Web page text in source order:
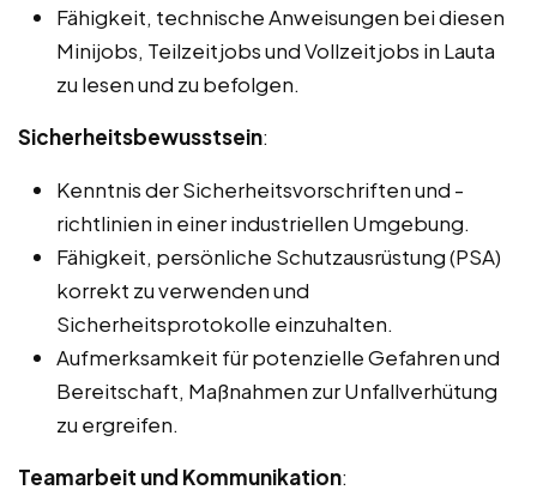
Fähigkeit, technische Anweisungen bei diesen
Minijobs, Teilzeitjobs und Vollzeitjobs in Lauta
zu lesen und zu befolgen.
Sicherheitsbewusstsein:
Kenntnis der Sicherheitsvorschriften und -
richtlinien in einer industriellen Umgebung.
Fähigkeit, persönliche Schutzausrüstung (PSA)
korrekt zu verwenden und
Sicherheitsprotokolle einzuhalten.
Aufmerksamkeit für potenzielle Gefahren und
Bereitschaft, Maßnahmen zur Unfallverhütung
zu ergreifen.
Teamarbeit und Kommunikation: